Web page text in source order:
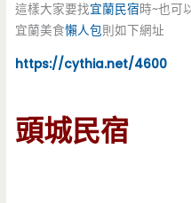
這樣大家要找宜蘭民宿時~也可
宜蘭美食懶人包則如下網址
https://cythia.net/4600
頭城民宿